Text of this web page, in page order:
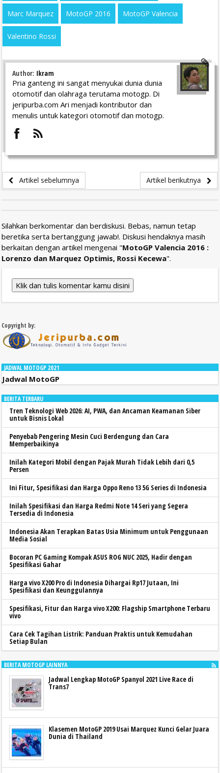
Marc Marquez MotoGP 2016 MotoGP Valencia
Valentino Rossi
Author: Ikram
Pria ganteng ini sangat menyukai dunia dunia
otomotif dan olahraga terutama motogp. Di
jeripurba.com Ari menjadi kontributor dan
menulis untuk kategori otomotif dan motogp.
Artikel sebelumnya Artikel berikutnya
Silahkan berkomentar dan berdiskusi. Bebas, namun tetap
beretika serta bertanggung jawab!. Diskusi hendaknya masih
berkaitan dengan artikel mengenai "MotoGP Valencia 2016 :
Lorenzo dan Marquez Optimis, Rossi Kecewa".
Klik dan tulis komentar kamu disini
Copyright by:
JADWAL MOTOGP 2021
Jadwal MotoGP
BERITA TERBARU
Tren Teknologi Web 2026: AI, PWA, dan Ancaman Keamanan Siber
untuk Bisnis Lokal
Penyebab Pengering Mesin Cuci Berdengung dan Cara
Memperbaikinya
Inilah Kategori Mobil dengan Pajak Murah Tidak Lebih dari 0,5
Persen
Ini Fitur, Spesifikasi dan Harga Oppo Reno 13 5G Series di Indonesia
Inilah Spesifikasi dan Harga Redmi Note 14 Seri yang Segera
Tersedia di Indonesia
Indonesia Akan Terapkan Batas Usia Minimum untuk Penggunaan
Media Sosial
Bocoran PC Gaming Kompak ASUS ROG NUC 2025, Hadir dengan
Spesifikasi Gahar
Harga vivo X200 Pro di Indonesia Dihargai Rp17 Jutaan, Ini
Spesifikasi dan Keunggulannya
Spesifikasi, Fitur dan Harga vivo X200: Flagship Smartphone Terbaru
vivo
Cara Cek Tagihan Listrik: Panduan Praktis untuk Kemudahan
Setiap Bulan
BERITA MOTOGP LAINNYA
Jadwal Lengkap MotoGP Spanyol 2021 Live Race di
Trans7
Klasemen MotoGP 2019 Usai Marquez Kunci Gelar Juara
Dunia di Thailand